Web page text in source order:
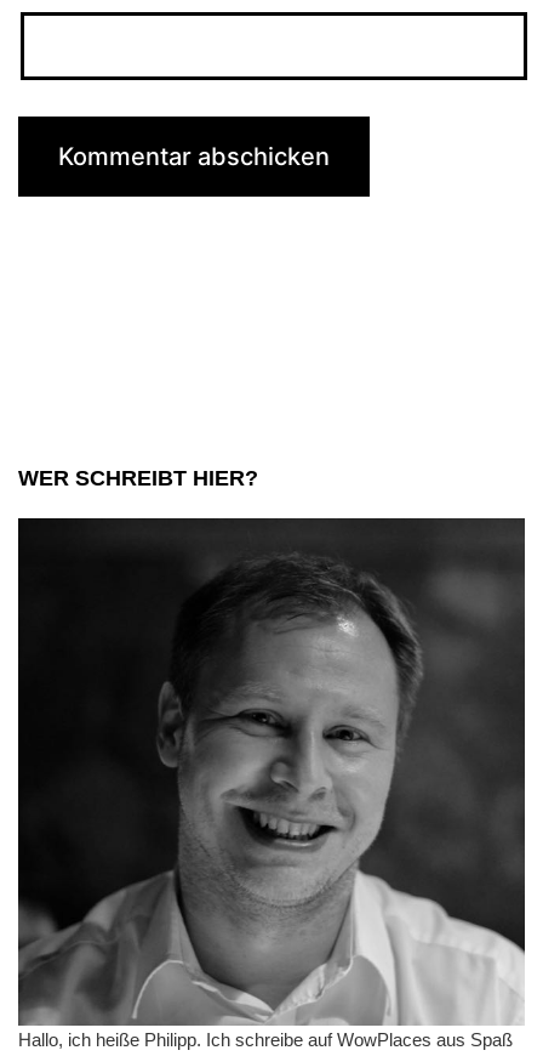
WER SCHREIBT HIER?
Hallo, ich heiße Philipp. Ich schreibe auf WowPlaces aus Spaß